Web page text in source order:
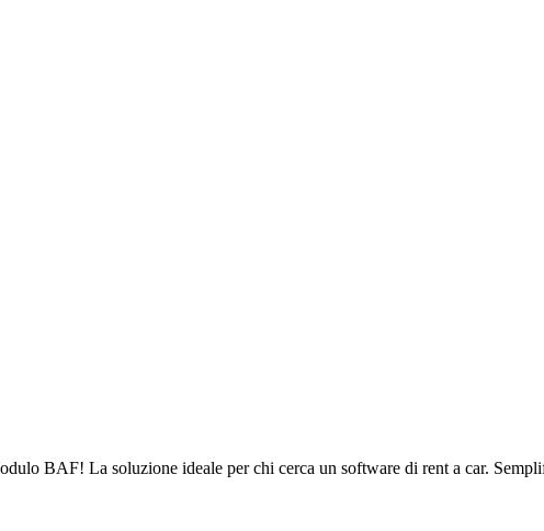
BAF! La soluzione ideale per chi cerca un software di rent a car.